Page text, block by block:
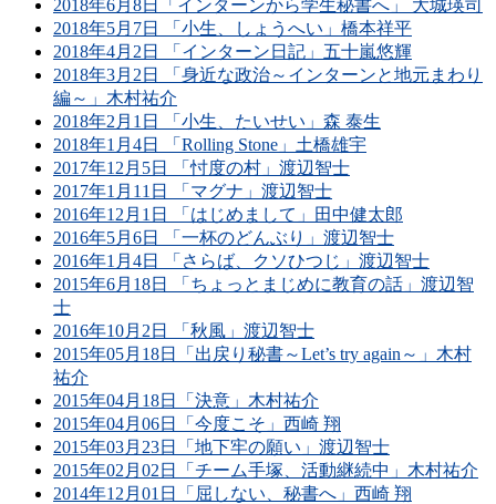
2018年6月8日「インターンから学生秘書へ」 大城瑛司
2018年5月7日 「小生、しょうへい」橋本祥平
2018年4月2日 「インターン日記」五十嵐悠輝
2018年3月2日 「身近な政治～インターンと地元まわり
編～」木村祐介
2018年2月1日 「小生、たいせい」森 泰生
2018年1月4日 「Rolling Stone」土橋雄宇
2017年12月5日 「忖度の村」渡辺智士
2017年1月11日 「マグナ」渡辺智士
2016年12月1日 「はじめまして」田中健太郎
2016年5月6日 「一杯のどんぶり」渡辺智士
2016年1月4日 「さらば、クソひつじ」渡辺智士
2015年6月18日 「ちょっとまじめに教育の話」渡辺智
士
2016年10月2日 「秋風」渡辺智士
2015年05月18日「出戻り秘書～Let’s try again～」木村
祐介
2015年04月18日「決意」木村祐介
2015年04月06日「今度こそ」西崎 翔
2015年03月23日「地下牢の願い」渡辺智士
2015年02月02日「チーム手塚、活動継続中」木村祐介
2014年12月01日「屈しない、秘書へ」西崎 翔